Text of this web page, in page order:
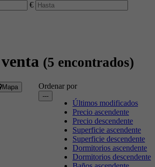
€
(5 encontrados)
Ordenar por
---
Últimos modificados
Precio ascendente
Precio descendente
Superficie ascendente
Superficie descendente
Dormitorios ascendente
Dormitorios descendente
Mapa